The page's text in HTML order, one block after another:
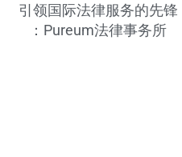
引领国际法律服务的先锋
：Pureum法律事务所